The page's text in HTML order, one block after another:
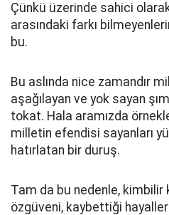
Çünkü üzerinde sahici
arasındaki farkı
bu.
Bu aslında nice zamandır
aşağılayan ve yok sayan
tokat. Hala aramızda
milletin efendisi sayanları
hatırlatan bir duruş.
Tam da bu nedenle, kimbilir
özgüveni, kaybettiği